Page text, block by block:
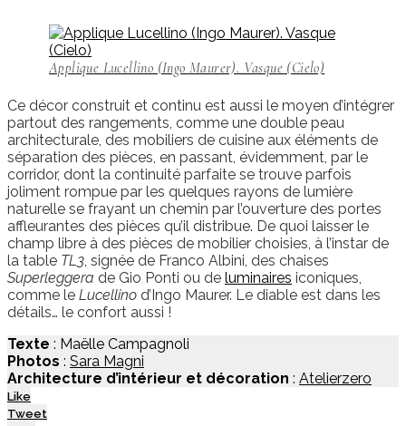
Applique Lucellino (Ingo Maurer). Vasque (Cielo)
Ce décor construit et continu est aussi le moyen d’intégrer
partout des rangements, comme une double peau
architecturale, des mobiliers de cuisine aux éléments de
séparation des pièces, en passant, évidemment, par le
corridor, dont la continuité parfaite se trouve parfois
joliment rompue par les quelques rayons de lumière
naturelle se frayant un chemin par l’ouverture des portes
affleurantes des pièces qu’il distribue. De quoi laisser le
champ libre à des pièces de mobilier choisies, à l’instar de
la table TL3, signée de Franco Albini, des chaises
Superleggera de Gio Ponti ou de luminaires iconiques,
comme le Lucellino d’Ingo Maurer. Le diable est dans les
détails… le confort aussi !
Texte : Maëlle Campagnoli
Photos : Sara Magni
Architecture d’intérieur et décoration : Atelierzero
Like
Tweet